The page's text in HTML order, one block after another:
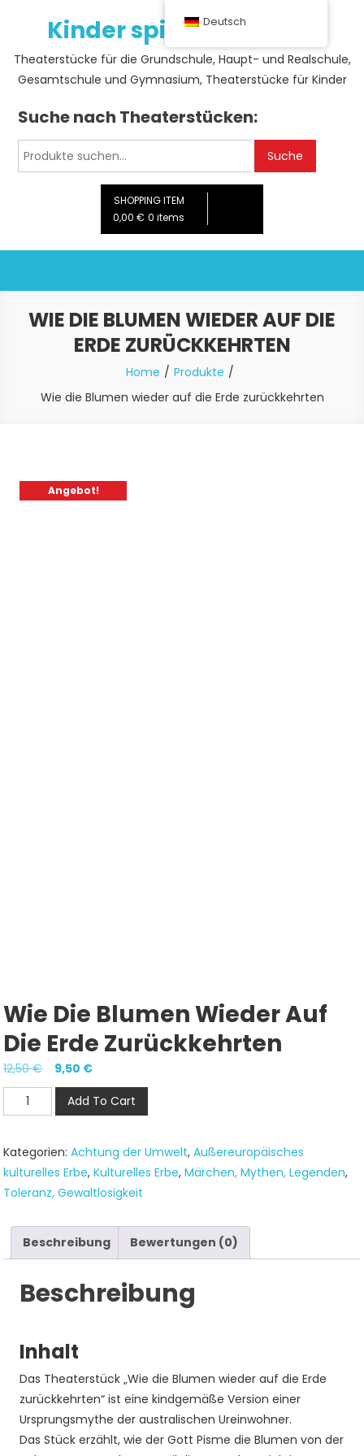
Kinder spielen Theater
Theaterstücke für die Grundschule, Haupt- und Realschule,
Gesamtschule und Gymnasium, Theaterstücke für Kinder
Suche nach Theaterstücken:
Suche
nach:
Suche
SHOPPING ITEM
0,00 € 0 items
WIE DIE BLUMEN WIEDER AUF DIE
ERDE ZURÜCKKEHRTEN
Home
Produkte
Wie die Blumen wieder auf die Erde zurückkehrten
Angebot!
Wie Die Blumen Wieder Auf
Die Erde Zurückkehrten
12,50€
Ursprünglicher
Preis
war:
9,50 €Aktueller
Preis
ist:
die
wieder
auf
die
zurückkehrten
Menge
Add To Cart
Kategorien:Achtung der Umwelt,Außereuropäisches
kulturelles Erbe,Kulturelles Erbe,Märchen, Mythen, Legenden,
Toleranz, Gewaltlosigkeit
Beschreibung Bewertungen (0)
Beschreibung
Inhalt
Das Theaterstück „Wie die Blumen wieder auf die Erde
zurückkehrten“ ist eine kindgemäße Version einer
Ursprungsmythe der australischen Ureinwohner.
Das Stück erzählt, wie der Gott Pisme die Blumen von der
Deutsch